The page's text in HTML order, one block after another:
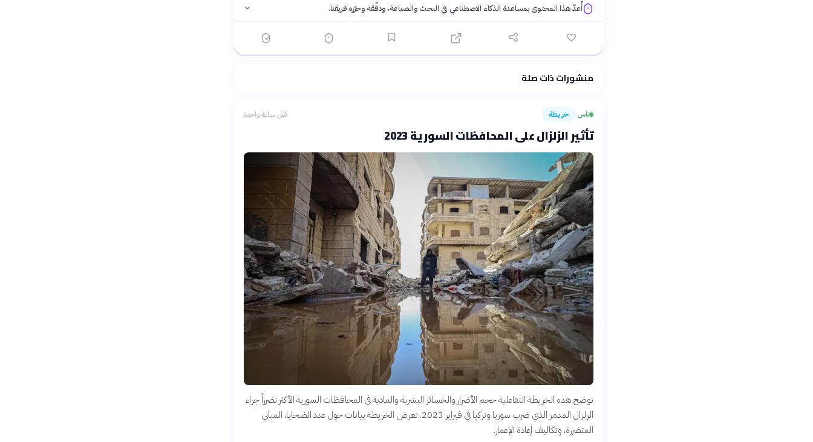
أُعدّ هذا المحتوى بمساعدة الذكاء الاصطناعي في البحث والصياغة، ودقّقه وحرّره فريقنا.
منشورات ذات صلة
ناس› خريطة قبل ساعة واحدة
تأثير الزلزال على المحافظات السورية 2023
توضح هذه الخريطة التفاعلية حجم الأضرار والخسائر البشرية والمادية في المحافظات السورية الأكثر تضرراً جراء
الزلزال المدمر الذي ضرب سوريا وتركيا في فبراير 2023. تعرض الخريطة بيانات حول عدد الضحايا، المباني
المتضررة، وتكاليف إعادة الإعمار.